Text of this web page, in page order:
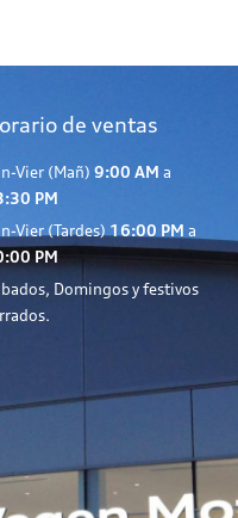
de ventas
Vier (Mañ) 9:00 AM a
PM
Vier (Tardes) 16:00 PM a
PM
Domingos y festivos